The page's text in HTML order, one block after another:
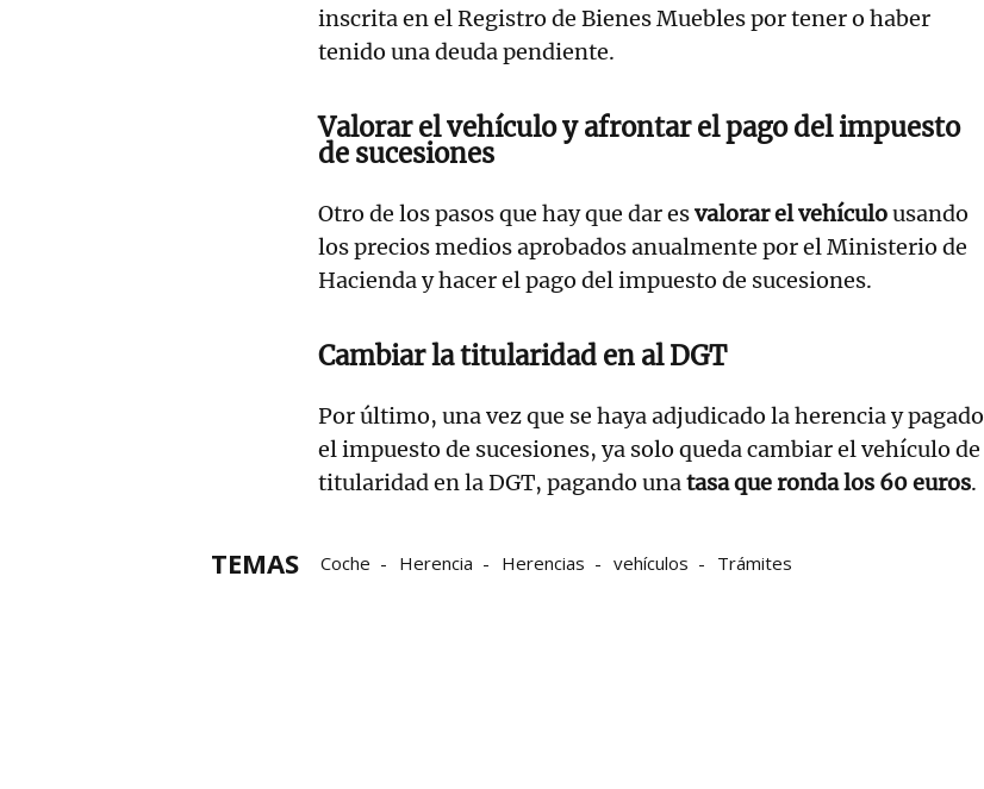
inscrita en el Registro de Bienes Muebles por tener o haber
tenido una deuda pendiente.
Valorar el vehículo y afrontar el pago del impuesto
de sucesiones
Otro de los pasos que hay que dar esvalorar el vehículousando
los precios medios aprobados anualmente por el Ministerio de
Hacienda y hacer el pago del impuesto de sucesiones.
Cambiar la titularidad en al DGT
Por último, una vez que se haya adjudicado la herencia y pagado
el impuesto de sucesiones, ya solo queda cambiar el vehículo de
titularidad en la DGT, pagando unatasa que ronda los 60 euros.
TEMAS Coche Herencia Herencias vehículos Trámites